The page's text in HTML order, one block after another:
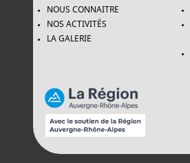
NOUS CONNAITRE
NOS ACTIVITÉS
LA GALERIE